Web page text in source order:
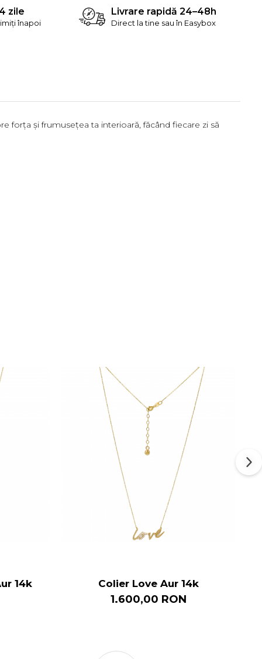
zile
înapoi
Livrare rapidă 24–48h
Direct la tine sau în Easybox
forța și frumusețea ta interioară, făcând fiecare zi să
14k Colier Love Aur 14k
1.600,00 RON